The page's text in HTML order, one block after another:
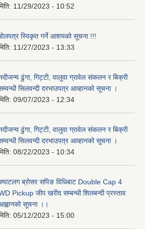
11/29/2023 - 10:52
स्विकृत गर्ने आशयको सूचना !!!
11/27/2023 - 13:33
ढुंगा, गिट्टी, वालुवा ग्रावेल संकलन र बिक्री
सिलवन्दी दरभाउपत्र आव्हानको सूचना ।
09/07/2023 - 12:34
ढुंगा, गिट्टी, वालुवा ग्रावेल संकलन र बिक्री
सिलवन्दी दरभाउपत्र आव्हानको सूचना ।
08/22/2023 - 10:34
ब्रोसर सपिङ विधिबाट Double Cap 4
Pickup जीप खरीद सम्बन्धी शिलबन्दी प्रस्ताव
सूचना ।।
05/12/2023 - 15:00